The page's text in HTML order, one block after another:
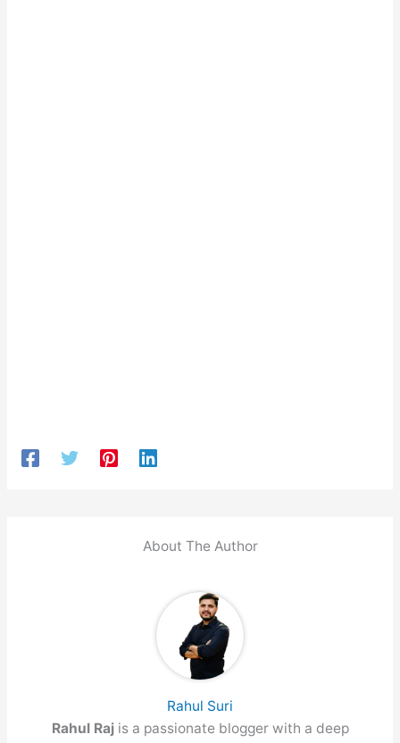
About The Author
Rahul Suri
Rahul Raj is a passionate blogger with a deep